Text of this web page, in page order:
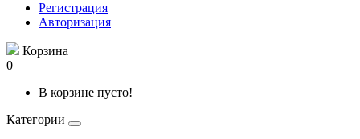
Регистрация
Авторизация
Корзина
0
В корзине пусто!
Категории